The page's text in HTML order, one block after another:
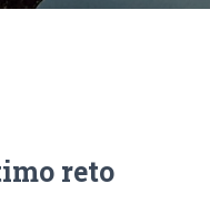
reto